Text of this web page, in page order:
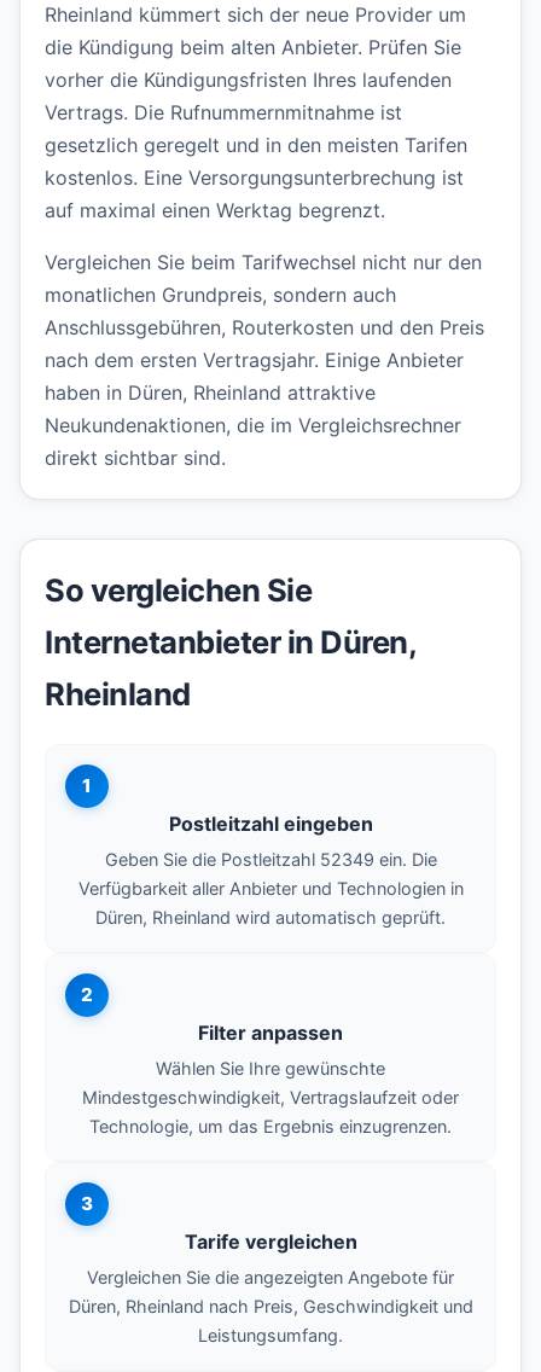
Rheinland kümmert sich der neue Provider um
die Kündigung beim alten Anbieter. Prüfen Sie
vorher die Kündigungsfristen Ihres laufenden
Vertrags. Die Rufnummernmitnahme ist
gesetzlich geregelt und in den meisten Tarifen
kostenlos. Eine Versorgungsunterbrechung ist
auf maximal einen Werktag begrenzt.
Vergleichen Sie beim Tarifwechsel nicht nur den
monatlichen Grundpreis, sondern auch
Anschlussgebühren, Routerkosten und den Preis
nach dem ersten Vertragsjahr. Einige Anbieter
haben in Düren, Rheinland attraktive
Neukundenaktionen, die im Vergleichsrechner
direkt sichtbar sind.
So vergleichen Sie
Internetanbieter in Düren,
Rheinland
1
Postleitzahl eingeben
Geben Sie die Postleitzahl 52349 ein. Die
Verfügbarkeit aller Anbieter und Technologien in
Düren, Rheinland wird automatisch geprüft.
2
Filter anpassen
Wählen Sie Ihre gewünschte
Mindestgeschwindigkeit, Vertragslaufzeit oder
Technologie, um das Ergebnis einzugrenzen.
3
Tarife vergleichen
Vergleichen Sie die angezeigten Angebote für
Düren, Rheinland nach Preis, Geschwindigkeit und
Leistungsumfang.